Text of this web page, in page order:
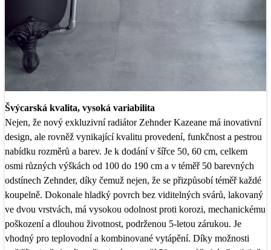
Švýcarská kvalita, vysoká variabilita
Nejen, že nový exkluzivní radiátor Zehnder Kazeane má inovativní
design, ale rovněž vynikající kvalitu provedení, funkčnost a pestrou
nabídku rozměrů a barev. Je k dodání v šířce 50, 60 cm, celkem
osmi různých výškách od 100 do 190 cm a v téměř 50 barevných
odstínech Zehnder, díky čemuž nejen, že se přizpůsobí téměř každé
koupelně. Dokonale hladký povrch bez viditelných svárů, lakovaný
ve dvou vrstvách, má vysokou odolnost proti korozi, mechanickému
poškození a dlouhou životnost, podrženou 5-letou zárukou. Je
vhodný pro teplovodní a kombinované vytápění. Díky možnosti